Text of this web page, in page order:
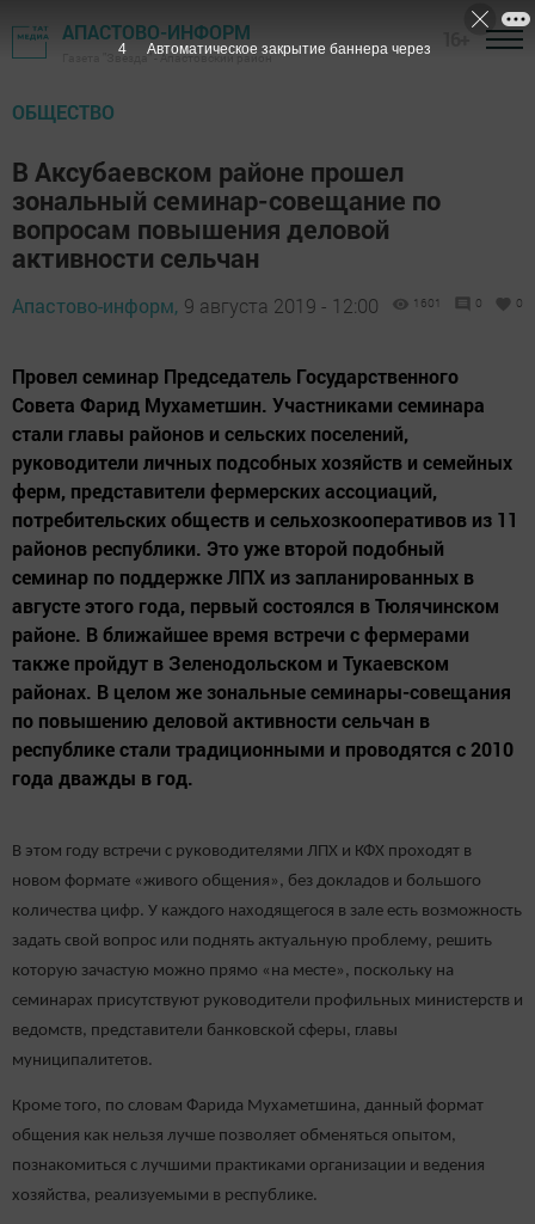
АПАСТОВО-ИНФОРМ
Газета "Звезда" - Апастовский район
ОБЩЕСТВО
В Аксубаевском районе прошел
зональный семинар-совещание по
вопросам повышения деловой
активности сельчан
Апастово-информ, 9 августа 2019 - 12:00 1601 0 0
Провел семинар Председатель Государственного
Совета Фарид Мухаметшин. Участниками семинара
стали главы районов и сельских поселений,
руководители личных подсобных хозяйств и семейных
ферм, представители фермерских ассоциаций,
потребительских обществ и сельхозкооперативов из 11
районов республики. Это уже второй подобный
семинар по поддержке ЛПХ из запланированных в
августе этого года, первый состоялся в Тюлячинском
районе. В ближайшее время встречи с фермерами
также пройдут в Зеленодольском и Тукаевском
районах. В целом же зональные семинары-совещания
по повышению деловой активности сельчан в
республике стали традиционными и проводятся с 2010
года дважды в год.
В этом году встречи с руководителями ЛПХ и КФХ проходят в
новом формате «живого общения», без докладов и большого
количества цифр. У каждого находящегося в зале есть возможность
задать свой вопрос или поднять актуальную проблему, решить
которую зачастую можно прямо «на месте», поскольку на
семинарах присутствуют руководители профильных министерств и
ведомств, представители банковской сферы, главы
муниципалитетов.
Кроме того, по словам Фарида Мухаметшина, данный формат
общения как нельзя лучше позволяет обменяться опытом,
познакомиться с лучшими практиками организации и ведения
хозяйства, реализуемыми в республике.
3 Автоматическое закрытие баннера через